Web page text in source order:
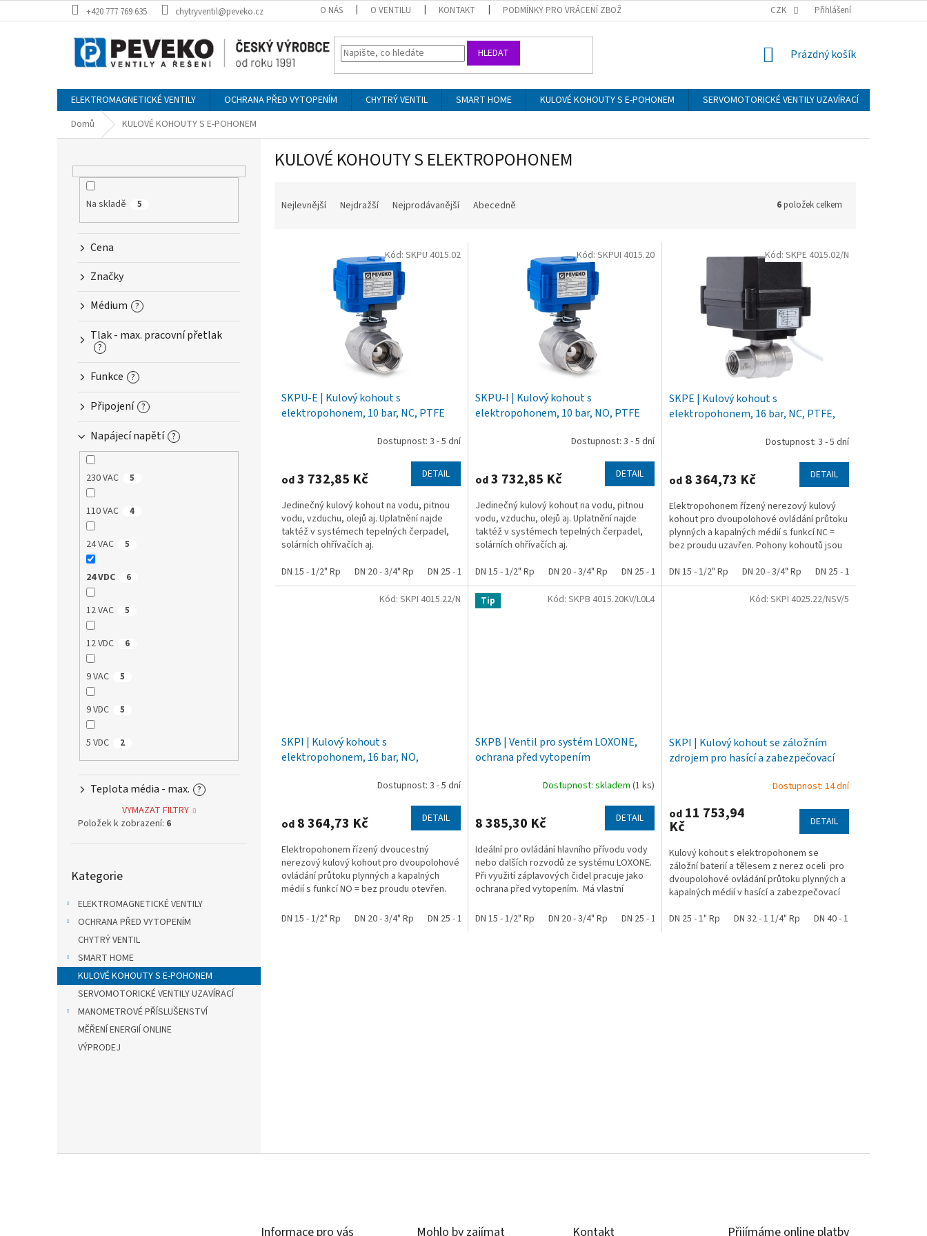
na
+420 777 769 635 chytryventil@peveko.cz O NÁS O VENTILU KONTAKT PODMÍNKY PRO VRÁCENÍ ZBOŽÍ CZK Přihlášení
HLEDAT
NÁKUPNÍ
Prázdný košík
ELEKTROMAGNETICKÉ VENTILY OCHRANA PŘED VYTOPENÍM CHYTRÝ VENTIL SMART HOME KULOVÉ KOHOUTY S E-POHONEM SERVOMOTORICKÉ VENTILY UZAVÍRACÍ
Domů
KULOVÉ KOHOUTY S E-POHONEM
Na skladě 5
Cena
Značky
Médium ?
Tlak - max. pracovní přetlak
?
Funkce ?
Připojení ?
Napájecí napětí ?
230 VAC 5
110 VAC 4
24 VAC 5
24 VDC 6
12 VAC 5
12 VDC 6
9 VAC 5
9 VDC 5
5 VDC 2
Teplota média - max. ?
VYMAZAT FILTRY
Položek k zobrazení: 6
kategorie
Kategorie
ELEKTROMAGNETICKÉ VENTILY
OCHRANA PŘED VYTOPENÍM
CHYTRÝ VENTIL
SMART HOME
KULOVÉ KOHOUTY S E-POHONEM
SERVOMOTORICKÉ VENTILY UZAVÍRACÍ
MANOMETROVÉ PŘÍSLUŠENSTVÍ
MĚŘENÍ ENERGIÍ ONLINE
VÝPRODEJ
KULOVÉ KOHOUTY S ELEKTROPOHONEM
Nejlevnější Nejdražší Nejprodávanější Abecedně 6položek celkem
SKPU-E | Kulový kohout s
elektropohonem, 10 bar, NC, PTFE
Dostupnost: 3 - 5 dní
od3 732,85 Kč DETAIL
Jedinečný kulový kohout na vodu, pitnou
vodu, vzduchu, olejů aj. Uplatnění najde
taktéž v systémech tepelných čerpadel,
solárních ohřívačích aj.
DN 15 - 1/2" Rp
DN 20 - 3/4" Rp DN 25 - 1" Rp
Kód: SKPU 4015.02
SKPU-I | Kulový kohout s
elektropohonem, 10 bar, NO, PTFE
Dostupnost: 3 - 5 dní
od3 732,85 Kč DETAIL
Jedinečný kulový kohout na vodu, pitnou
vodu, vzduchu, olejů aj. Uplatnění najde
taktéž v systémech tepelných čerpadel,
solárních ohřívačích aj.
DN 15 - 1/2" Rp
DN 20 - 3/4" Rp DN 25 - 1" Rp
Kód: SKPUI 4015.20
SKPE | Kulový kohout s
elektropohonem, 16 bar, NC, PTFE,
Dostupnost: 3 - 5 dní
od8 364,73 Kč DETAIL
Elektropohonem řízený nerezový kulový
kohout pro dvoupolohové ovládání průtoku
plynných a kapalných médií s funkcí NC =
bez proudu uzavřen. Pohony kohoutů jsou
DN 15 - 1/2" Rp
DN 20 - 3/4" Rp DN 25 - 1" Rp
Kód: SKPE 4015.02/N
SKPI | Kulový kohout s
elektropohonem, 16 bar, NO,
Dostupnost: 3 - 5 dní
od 8 364,73 Kč DETAIL
Elektropohonem řízený dvoucestný
nerezový kulový kohout pro dvoupolohové
ovládání průtoku plynných a kapalných
médií s funkcí NO = bez proudu otevřen.
DN 15 - 1/2" Rp
DN 20 - 3/4" Rp DN 25 - 1" Rp DN 32 - 1 1/4" Rp DN 40 - 1 1/2" Rp DN 50 - 2" Rp
Kód: SKPI 4015.22/N Tip
SKPB | Ventil pro systém LOXONE,
ochrana před vytopením
Dostupnost: skladem (1 ks)
8 385,30 Kč DETAIL
Ideální pro ovládání hlavního přívodu vody
nebo dalších rozvodů ze systému LOXONE.
Při využití záplavových čidel pracuje jako
ochrana před vytopením. Má vlastní
DN 15 - 1/2" Rp
DN 20 - 3/4" Rp DN 25 - 1" Rp
Kód: SKPB 4015.20KV/L0L4
SKPI | Kulový kohout se záložním
zdrojem pro hasící a zabezpečovací
Dostupnost: 14 dní
od11 753,94
Kč DETAIL
Kulový kohout s elektropohonem se
záložní baterií a tělesem z nerez oceli pro
dvoupolohové ovládání průtoku plynných a
kapalných médií v hasící a zabezpečovací
DN 25 - 1" Rp
DN 32 - 1 1/4" Rp DN 40 - 1 1/2" Rp
Kód: SKPI 4025.22/NSV/5
v
Informace pro vás Mohlo by zajímat Kontakt Přijímáme online platby